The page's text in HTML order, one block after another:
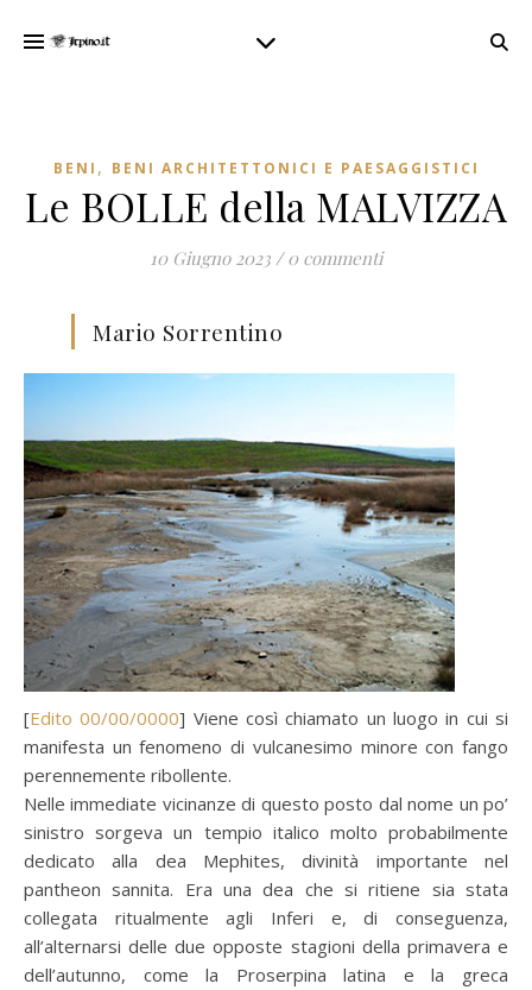
BENI , BENI ARCHITETTONICI E PAESAGGISTICI
Le BOLLE della MALVIZZA
10 Giugno 2023 / 0 commenti
Mario Sorrentino
[ Edito 00/00/0000] Viene così chiamato un luogo in cui si
manifesta un fenomeno di vulcanesimo minore con fango
perennemente ribollente.
Nelle immediate vicinanze di questo posto dal nome un po’
sinistro sorgeva un tempio italico molto probabilmente
dedicato alla dea Mephites, divinità importante nel
pantheon sannita. Era una dea che si ritiene sia stata
collegata ritualmente agli Inferi e, di conseguenza,
all’alternarsi delle due opposte stagioni della primavera e
dell’autunno, come la Proserpina latina e la greca